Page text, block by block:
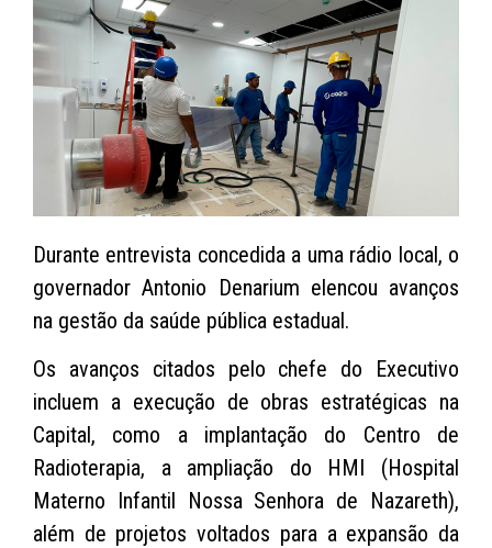
Durante entrevista concedida a uma rádio local, o
governador Antonio Denarium elencou avanços
na gestão da saúde pública estadual.
Os avanços citados pelo chefe do Executivo
incluem a execução de obras estratégicas na
Capital, como a implantação do Centro de
Radioterapia, a ampliação do HMI (Hospital
Materno Infantil Nossa Senhora de Nazareth),
além de projetos voltados para a expansão da